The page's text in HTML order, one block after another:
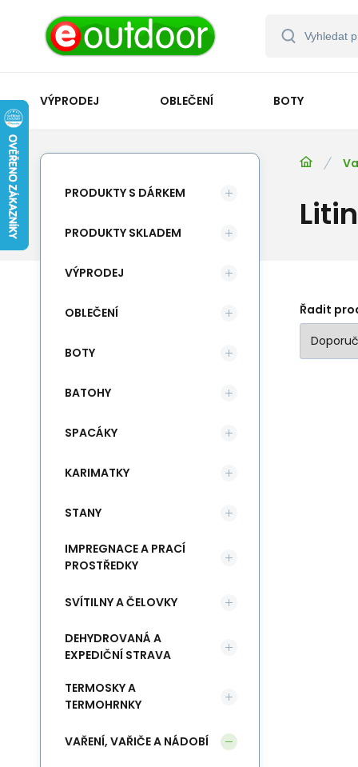
VÝPRODEJ OBLEČENÍ BOTY
Řadit
PRODUKTY S DÁRKEM
PRODUKTY SKLADEM
VÝPRODEJ
OBLEČENÍ
BOTY
BATOHY
SPACÁKY
KARIMATKY
STANY
IMPREGNACE A PRACÍ
PROSTŘEDKY
SVÍTILNY A ČELOVKY
DEHYDROVANÁ A
EXPEDIČNÍ STRAVA
TERMOSKY A
TERMOHRNKY
VAŘENÍ, VAŘIČE A NÁDOBÍ